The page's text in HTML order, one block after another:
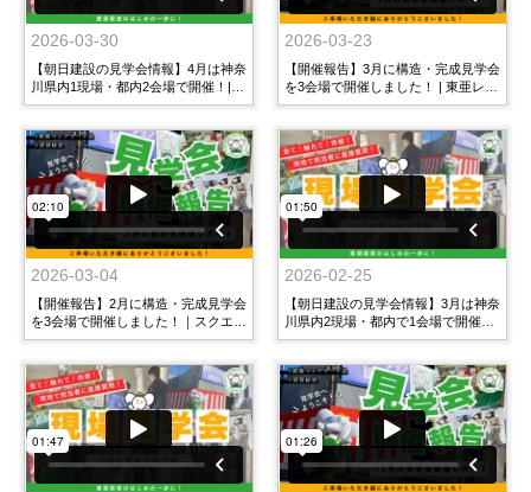
2026-03-30
【朝日建設の見学会情報】4月は神奈
川県内1現場・都内2会場で開催！|
やるぞうTV
2026-03-23
【開催報告】3月に構造・完成見学会
を3会場で開催しました！ | 東亜レジ
デンス・シャトーライフ相模原Ⅵ・
2026-03-04
【開催報告】2月に構造・完成見学会
を3会場で開催しました！｜スクエア
日興・アークヒルズ横浜泉町・Casa
2026-02-25
【朝日建設の見学会情報】3月は神奈
川県内2現場・都内で1会場で開催！|
やるぞうTV